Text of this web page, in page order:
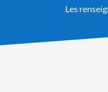
Les